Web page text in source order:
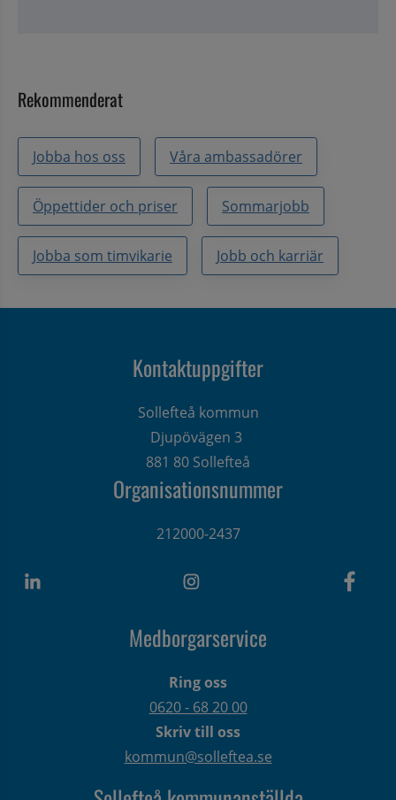
Rekommenderat
Jobba hos oss Våra ambassadörer
Öppettider och priser Sommarjobb
Jobba som timvikarie Jobb och karriär
Kontaktuppgifter
Sollefteå kommun
Djupövägen 3
881 80 Sollefteå
Organisationsnummer
212000-2437
Medborgarservice
Ring oss
0620 - 68 20 00
Skriv till oss
kommun@solleftea.se